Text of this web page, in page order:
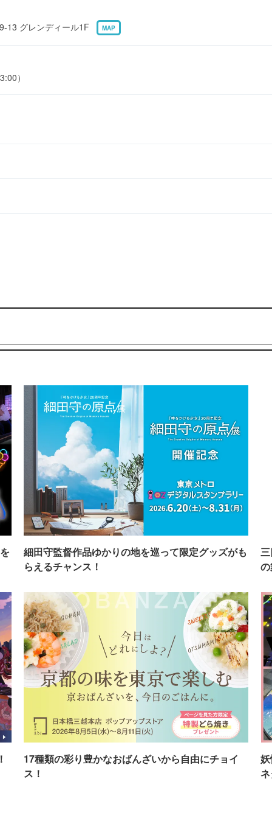
13 グレンディール1F MAP
）
細田守監督作品ゆかりの地を巡って限定グッズがも
らえるチャンス！
17種類の彩り豊かなおばんざいから自由にチョイ
ス！